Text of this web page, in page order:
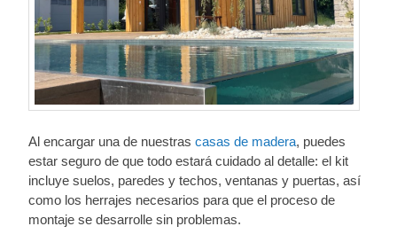
Al encargar una de nuestras casas de madera, puedes
estar seguro de que todo estará cuidado al detalle: el kit
incluye suelos, paredes y techos, ventanas y puertas, así
como los herrajes necesarios para que el proceso de
montaje se desarrolle sin problemas.